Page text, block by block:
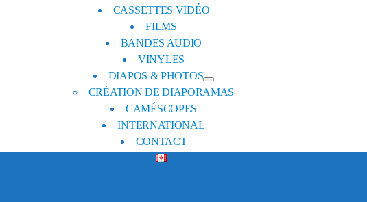
CASSETTES VIDÉO
FILMS
BANDES AUDIO
VINYLES
DIAPOS & PHOTOS
CRÉATION DE DIAPORAMAS
CAMÉSCOPES
INTERNATIONAL
CONTACT